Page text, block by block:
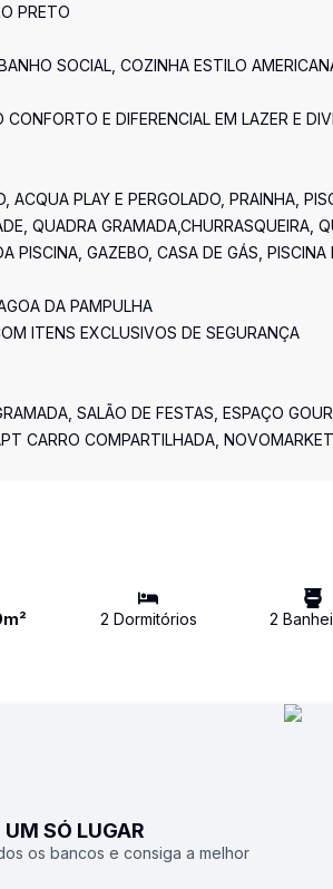
PRETO
SOCIAL, COZINHA ESTILO
E DIFERENCIAL EM LAZER E
ACQUA PLAY E PERGOLADO, PRAINHA,
QUADRA GRAMADA,CHURRASQUEIRA,
PISCINA, GAZEBO, CASA DE GÁS, PISCINA
DA PAMPULHA
ITENS EXCLUSIVOS DE SEGURANÇA
SALÃO DE FESTAS, ESPAÇO
CARRO COMPARTILHADA,
m² 2 Dormitórios 2
SÓ LUGAR
os bancos e consiga a melhor